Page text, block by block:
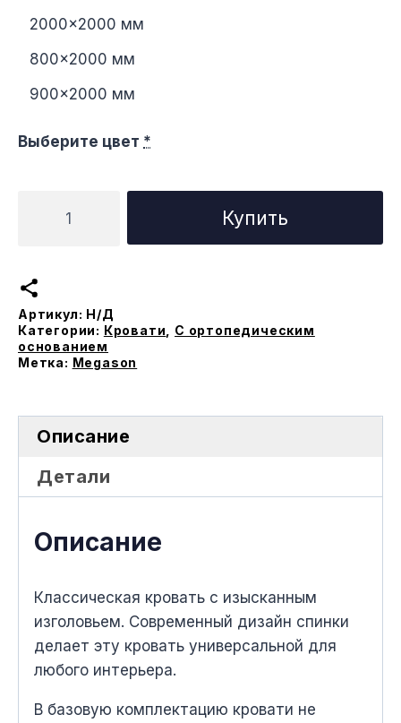
2000×2000 мм
800×2000 мм
900×2000 мм
Выберите цвет *
товара
Лиссабон
ортопедическим
основанием
Купить
Артикул: Н/Д
Категории: Кровати
С ортопедическим
основанием
Метка: Megason
Описание
Детали
Описание
Классическая кровать с изысканным
изголовьем. Современный дизайн спинки
делает эту кровать универсальной для
любого интерьера.
В базовую комплектацию кровати не